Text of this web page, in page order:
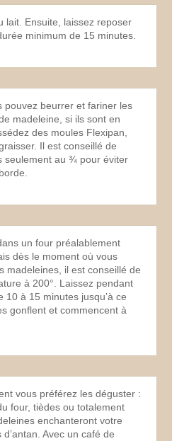
lait. Ensuite, laissez reposer
minimum de 15 minutes.
pouvez beurrer et fariner les
madeleine, si ils sont en
des moules Flexipan,
Il est conseillé de
seulement au ¾ pour éviter
un four préalablement
dès le moment où vous
madeleines, il est conseillé de
à 200°. Laissez pendant
10 à 15 minutes jusqu’à ce
gonflent et commencent à
vous préférez les déguster :
four, tièdes ou totalement
enchanteront votre
Avec un café de